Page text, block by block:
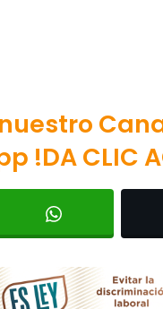
!DA CLIC